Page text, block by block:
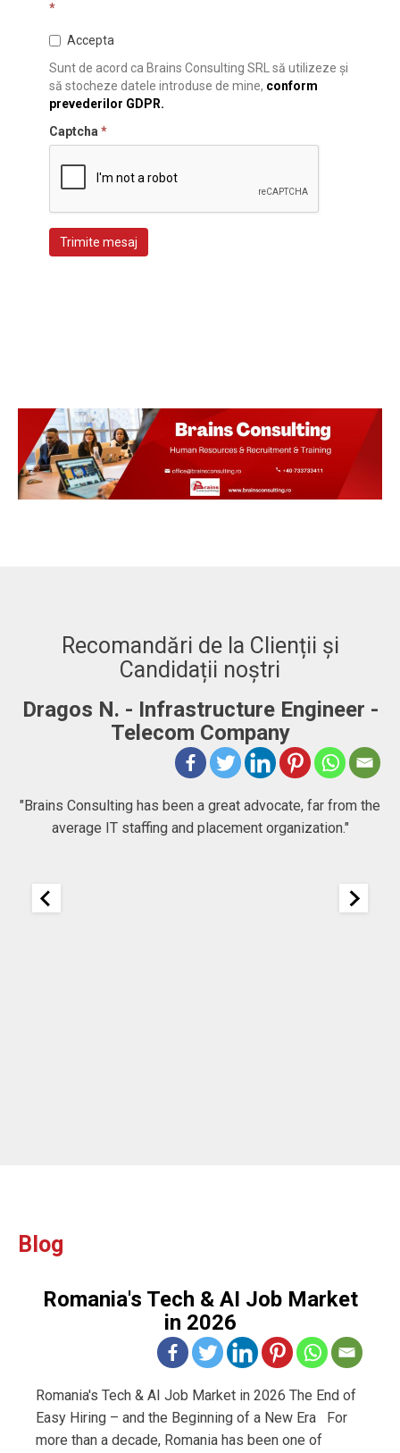
*
Accepta
Sunt de acord ca Brains Consulting SRL să utilizeze și
să stocheze datele introduse de mine, conform
prevederilor GDPR.
Captcha *
Trimite mesaj
Recomandări de la Clienții și
Candidații noștri
Dragos N. - Infrastructure Engineer -
Telecom Company
"Brains Consulting has been a great advocate, far from the
average IT staffing and placement organization."
Blog
Romania's Tech & AI Job Market
in 2026
Romania's Tech & AI Job Market in 2026 The End of
Easy Hiring – and the Beginning of a New Era For
more than a decade, Romania has been one of